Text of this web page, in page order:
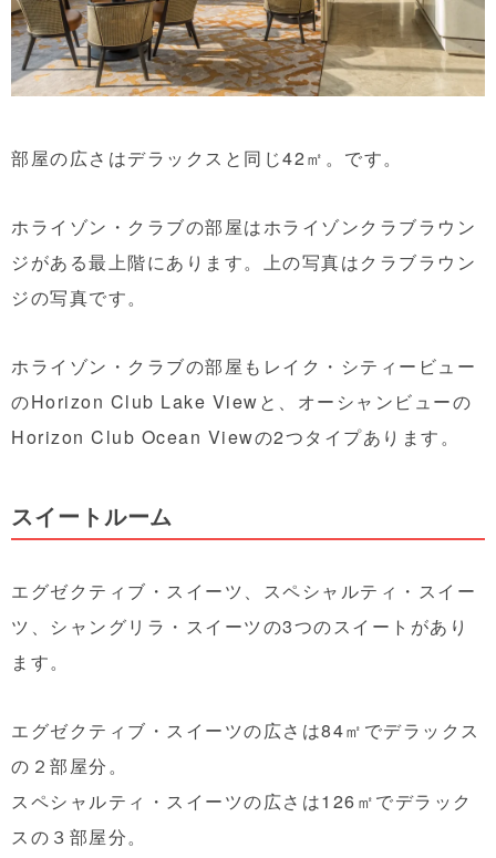
部屋の広さはデラックスと同じ42㎡。です。
ホライゾン・クラブの部屋はホライゾンクラブラウン
ジがある最上階にあります。上の写真はクラブラウン
ジの写真です。
ホライゾン・クラブの部屋もレイク・シティービュー
のHorizon Club Lake Viewと、オーシャンビューの
Horizon Club Ocean Viewの2つタイプあります。
スイートルーム
エグゼクティブ・スイーツ、スペシャルティ・スイー
ツ、シャングリラ・スイーツの3つのスイートがあり
ます。
エグゼクティブ・スイーツの広さは84㎡でデラックス
の２部屋分。
スペシャルティ・スイーツの広さは126㎡でデラック
スの３部屋分。